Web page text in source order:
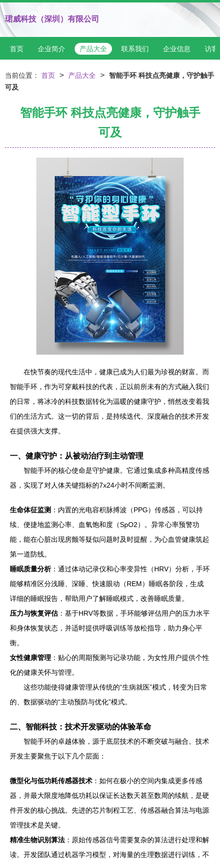
珺威科技（深圳）有限公司
首页 企业简介 产品大全 联系我们 企业信息 访客
当前位置： 首页 > 产品大全 > 智能手环 科技点亮健康，守护触手
可及
智能手环 科技点亮健康，守护触手
可及
在快节奏的现代生活中，健康已成为人们最为珍视的财富。而
智能手环，作为可穿戴科技的代表，正以前所未有的方式融入我们
的日常，将冰冷的科技数据转化为温暖的健康守护，悄然改变着我
们的生活方式。这一切的背后，是持续迭代、深度融合的技术开发
在提供强大支撑。
一、健康守护：从被动治疗到主动管理
智能手环的核心使命是守护健康。它通过集成多种高精度传感
器，实现了对人体关键指标的7x24小时不间断监测。
生命体征监测 ：内置的光电容积脉搏波（PPG）传感器，可以持
续、便捷地监测心率、血氧饱和度（SpO2）。异常心率预警功
能，能在心脏出现房颤等疑似问题时及时提醒，为心血管健康筑起
第一道防线。
睡眠质量分析：通过体动记录仪和心率变异性（HRV）分析，手环
能够精准区分浅睡、深睡、快速眼动（REM）睡眠各阶段，生成
详细的睡眠报告，帮助用户了解睡眠模式，改善睡眠质量。
压力与恢复评估：基于HRV等数据，手环能够评估用户的压力水平
和身体恢复状态，并适时提供呼吸训练等放松指导，助力身心平
衡。
女性健康管理 ：贴心的周期预测与记录功能，为女性用户提供个性
化的健康关怀与管理。
这些功能使得健康管理从传统的“生病就医”模式，转变为日常
的、数据驱动的“主动预防与优化”模式。
二、智能科技：技术开发驱动的体验革命
智能手环的卓越体验，源于底层技术的不断突破与融合。技术
开发主要聚焦于以下几个层面：
微型化与低功耗传感器技术 ：如何在极小的空间内集成更多传感
器，并最大限度地降低功耗以保证长达数天甚至数周的续航，是硬
件开发的核心挑战。先进的芯片制程工艺、传感器融合算法与电源
管理技术是关键。
精准生物识别算法 ：原始传感器信号需要复杂的算法进行处理和解
读。开发团队通过机器学习模型，对海量的生理数据进行训练，不